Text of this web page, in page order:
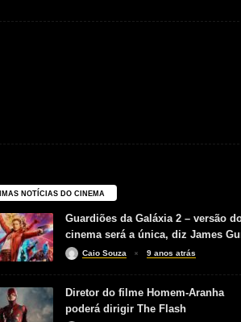
NOTÍCIAS DO CINEMA
Guardiões da Galáxia 2 – versão
cinema será a única, diz James
Caio Souza 9 anos atrás
Diretor do filme Homem-Aranha
poderá dirigir The Flash